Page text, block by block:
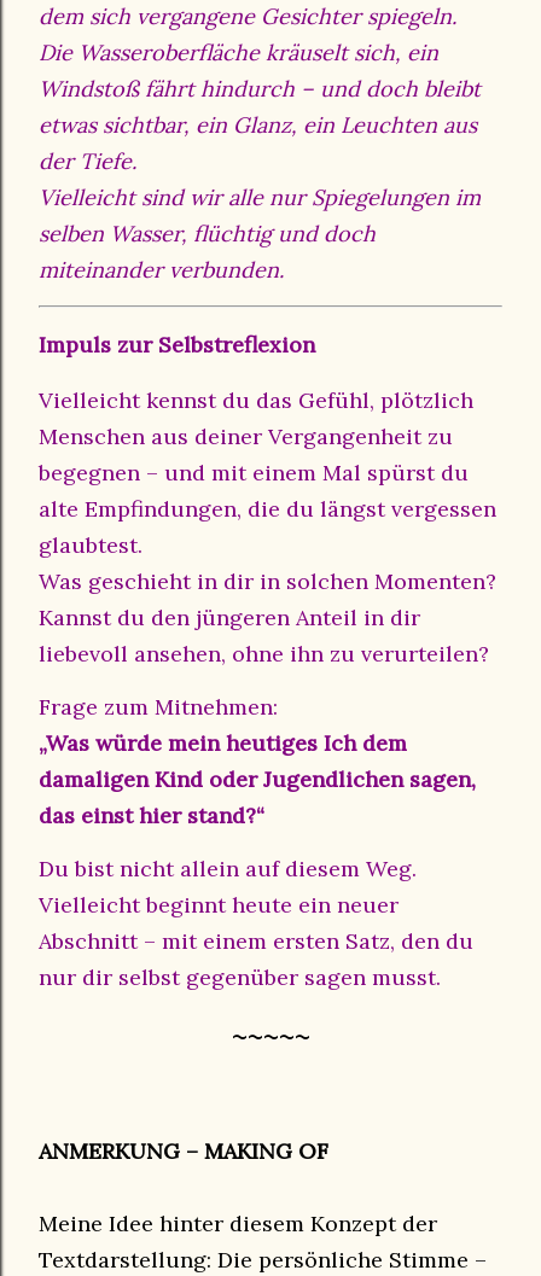
dem sich vergangene Gesichter spiegeln.
Die Wasseroberfläche kräuselt sich, ein
Windstoß fährt hindurch – und doch bleibt
etwas sichtbar, ein Glanz, ein Leuchten aus
der Tiefe.
Vielleicht sind wir alle nur Spiegelungen im
selben Wasser, flüchtig und doch
miteinander verbunden.
Impuls zur Selbstreflexion
Vielleicht kennst du das Gefühl, plötzlich
Menschen aus deiner Vergangenheit zu
begegnen – und mit einem Mal spürst du
alte Empfindungen, die du längst vergessen
glaubtest.
Was geschieht in dir in solchen Momenten?
Kannst du den jüngeren Anteil in dir
liebevoll ansehen, ohne ihn zu verurteilen?
Frage zum Mitnehmen:
„Was würde mein heutiges Ich dem
damaligen Kind oder Jugendlichen sagen,
das einst hier stand?“
Du bist nicht allein auf diesem Weg.
Vielleicht beginnt heute ein neuer
Abschnitt – mit einem ersten Satz, den du
nur dir selbst gegenüber sagen musst.
~~~~~
ANMERKUNG – MAKING OF
Meine Idee hinter diesem Konzept der
Textdarstellung: Die persönliche Stimme –